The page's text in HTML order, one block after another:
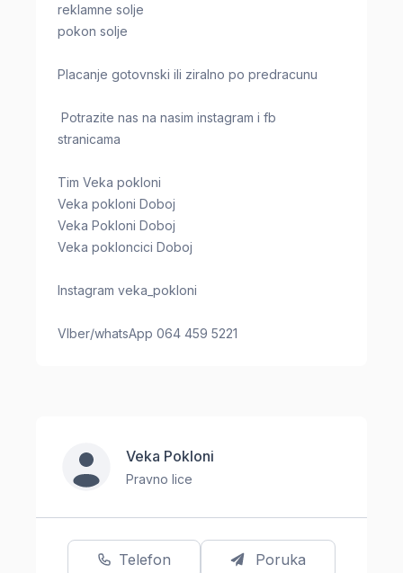
reklamne solje
pokon solje
Placanje gotovnski ili ziralno po predracunu
Potrazite nas na nasim instagram i fb
stranicama
Tim Veka pokloni
Veka pokloni Doboj
Veka Pokloni Doboj
Veka pokloncici Doboj
Instagram veka_pokloni
VIber/whatsApp 064 459 5221
Veka Pokloni
Pravno lice
Telefon Poruka